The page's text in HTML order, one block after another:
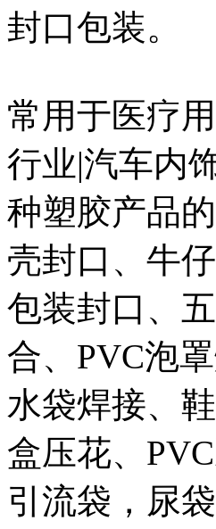
封口包装。
常用于医疗
行业|汽车内
种塑胶产品
壳封口、牛
包装封口、
合、PVC泡
水袋焊接、
盒压花、
引流袋，尿